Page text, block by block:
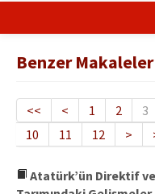
Yayın Politikası
Dergi Kurulları
Yayın İlkeleri
Benzer Makaleler
<< < 1 2 3
10
11 12 >
Atatürk’ün Direktif